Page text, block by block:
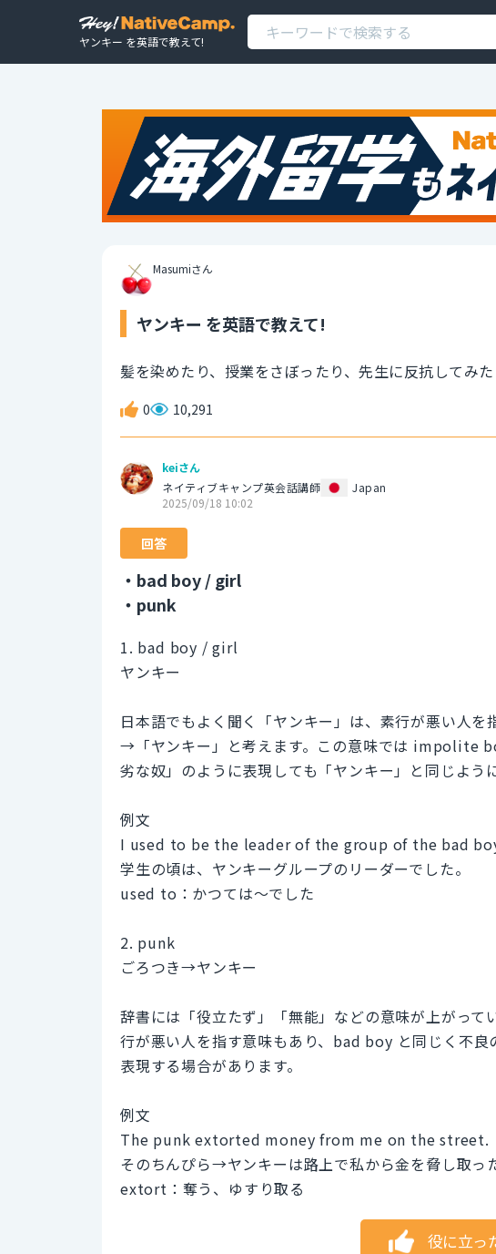
ヤンキー を英語で教えて!
Masumiさん
ヤンキー を英語で教えて!
髪を染めたり、授業をさぼったり、先生に反抗してみ
0 10,291
keiさん
ネイティブキャンプ英会話講師
Japan
2025/09/18 10:02
回答
・bad boy / girl
・punk
1. bad boy / girl
ヤンキー
日本語でもよく聞く「ヤンキー」は、素行が悪い人
→「ヤンキー」と考えます。この意味では impolite
劣な奴」のように表現しても「ヤンキー」と同じよう
例文
I used to be the leader of the group of the bad
学生の頃は、ヤンキーグループのリーダーでした。
used to：かつては～でした
2. punk
ごろつき→ヤンキー
辞書には「役立たず」「無能」などの意味が上がっ
行が悪い人を指す意味もあり、bad boy と同じく不
表現する場合があります。
例文
The punk extorted money from me on the street.
そのちんぴら→ヤンキーは路上で私から金を脅し取っ
extort：奪う、ゆすり取る
役に立っ